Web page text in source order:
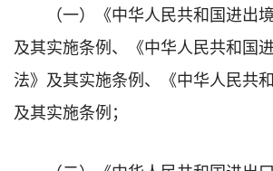
（一）《中华人民共和国进出
及其实施条例、《中华人民共和国
法》及其实施条例、《中华人民共
及其实施条例；